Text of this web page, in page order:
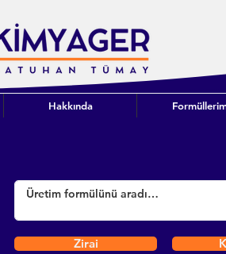
Hakkında
Zirai